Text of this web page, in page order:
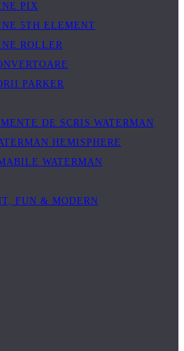
PIX
5TH ELEMENT
ROLLER
PARKER
DE SCRIS WATERMAN
HEMISPHERE
WATERMAN
FUN & MODERN